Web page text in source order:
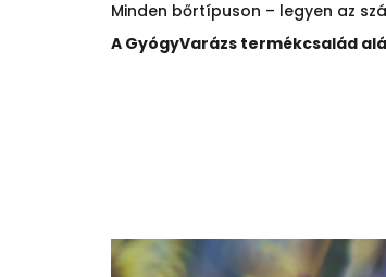
Minden bőrtípuson – legyen az
A GyógyVarázs termékcsalád